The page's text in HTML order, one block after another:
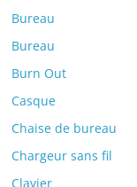
Bureau
Bureau
Burn Out
Casque
Chaise de bureau
Chargeur sans fil
Clavier